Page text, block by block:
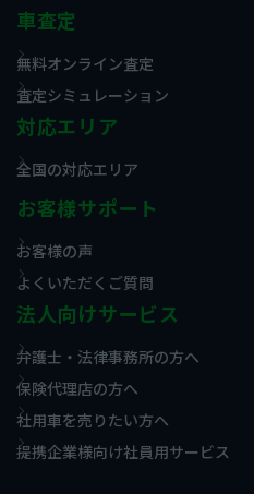
車査定
無料オンライン査定
査定シミュレーション
対応エリア
全国の対応エリア
お客様サポート
お客様の声
よくいただくご質問
法人向けサービス
弁護士・法律事務所の方へ
保険代理店の方へ
社用車を売りたい方へ
提携企業様向け社員用サービス